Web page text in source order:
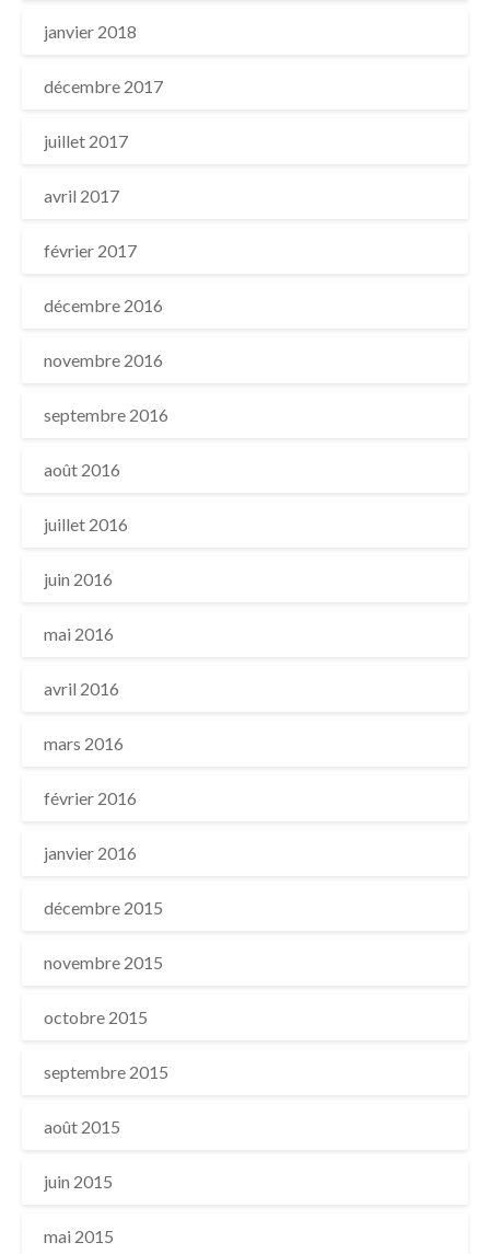
janvier 2018
décembre 2017
juillet 2017
avril 2017
février 2017
décembre 2016
novembre 2016
septembre 2016
août 2016
juillet 2016
juin 2016
mai 2016
avril 2016
mars 2016
février 2016
janvier 2016
décembre 2015
novembre 2015
octobre 2015
septembre 2015
août 2015
juin 2015
mai 2015